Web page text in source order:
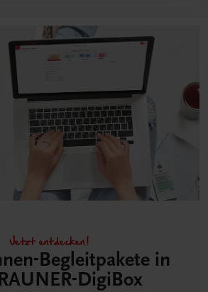
Jetzt entdecken!
Begleitpakete in
DigiBox